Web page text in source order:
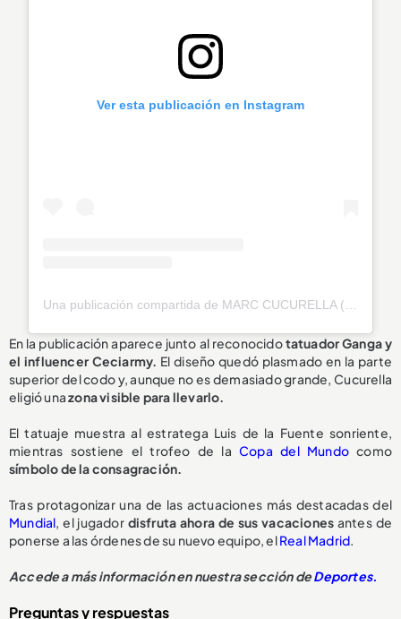
Ver esta publicación en Instagram
En la publicación aparece junto al reconocidotatuador Ganga y
el influencer Ceciarmy. El diseño quedó plasmado en la parte
superior del codo y, aunque no es demasiado grande, Cucurella
eligió unazona visible para llevarlo.
El tatuaje muestra al estratega Luis de la Fuente sonriente,
mientras sostiene el trofeo de laCopa del Mundocomo
símbolo de la consagración.
Tras protagonizar una de las actuaciones más destacadas del
Mundial, el jugadordisfruta ahora de sus vacaciones antes de
ponerse a las órdenes de su nuevo equipo, elReal Madrid.
Accede a más información en nuestra sección deDeportes.
Preguntas y respuestas